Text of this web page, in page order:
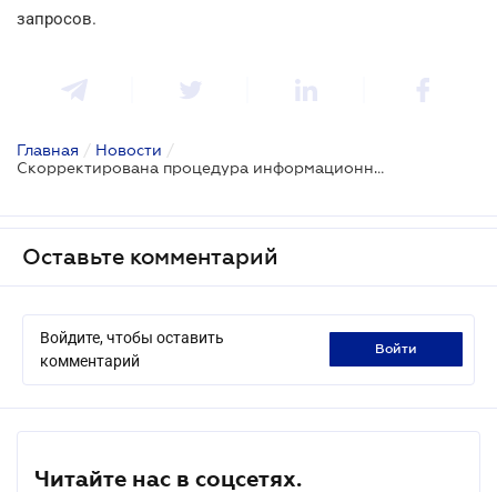
запросов.
Главная / Новости /
Скорректирована процедура информационных запросов к ГФС
Оставьте комментарий
Войдите, чтобы оставить
комментарий
войти
Читайте нас в соцсетях.